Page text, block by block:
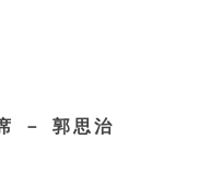
－ 郭思治